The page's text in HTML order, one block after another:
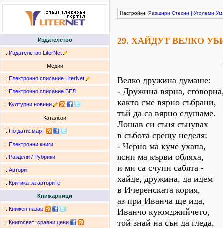
Издателство
:. Издателство LiterNet
Медии
:. Електронно списание LiterNet
:. Електронно списание БЕЛ
:. Културни новини
Каталози
:. По дати: март
:. Електронни книги
:. Раздели / Рубрики
:. Автори
:. Критика за авторите
Книжарници
:. Книжен пазар
:. Книгосвят: сравни цени
Настройки: Разшири Стесни | Уголеми
29. ХАЙДУТ ВЕЛКО
Велко дружина думаше:
- Дружина вярна,
както сме вярно събрани,
тъй да са вярно слушаме.
Лошав си съня сънувах
в събота срещу неделя:
- Черно ма куче ухапа,
ясни ма кърви обляха,
и ми са счупи сабята -
хайде, дружина, да идем
в Ичеренската кория,
аз при Иванча ще ида,
Иванчо куюмджийчето,
той знай на сън да гледа,